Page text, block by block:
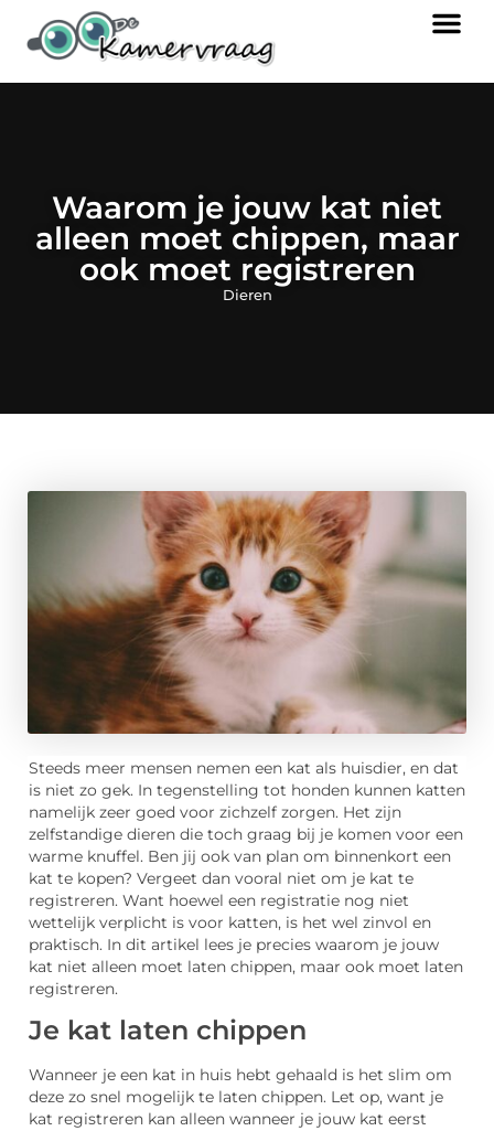
Waarom je jouw kat niet
alleen moet chippen, maar
ook moet registreren
Dieren
Steeds meer mensen nemen een kat als huisdier, en dat
is niet zo gek. In tegenstelling tot honden kunnen katten
namelijk zeer goed voor zichzelf zorgen. Het zijn
zelfstandige dieren die toch graag bij je komen voor een
warme knuffel. Ben jij ook van plan om binnenkort een
kat te kopen? Vergeet dan vooral niet om je kat te
registreren. Want hoewel een registratie nog niet
wettelijk verplicht is voor katten, is het wel zinvol en
praktisch. In dit artikel lees je precies waarom je jouw
kat niet alleen moet laten chippen, maar ook moet laten
registreren.
Je kat laten chippen
Wanneer je een kat in huis hebt gehaald is het slim om
deze zo snel mogelijk te laten chippen. Let op, want je
kat registreren kan alleen wanneer je jouw kat eerst